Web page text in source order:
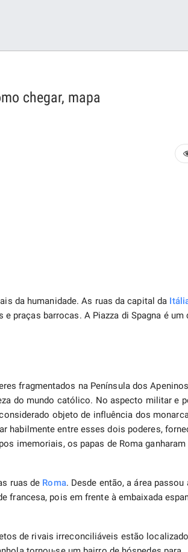
chegar, mapa
da humanidade. As ruas da capital da
praças barrocas. A Piazza di Spagna é um
fragmentados na Península dos
do mundo católico. No aspecto militar e
objeto de influência dos
habilmente entre esses dois poderes,
imemoriais, os papas de Roma ganharam
ruas de Roma. Desde então, a área passou
francesa, pois em frente à embaixada
de rivais irreconciliáveis ​​estão